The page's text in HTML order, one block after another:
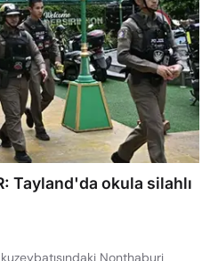
Tayland'da okula silahlı
Nonthaburi